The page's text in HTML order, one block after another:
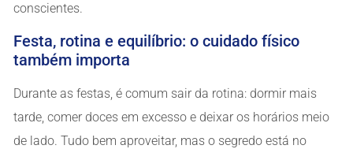
conscientes.
Festa, rotina e equilíbrio: o cuidado físico
também importa
Durante as festas, é comum sair da rotina: dormir mais
tarde, comer doces em excesso e deixar os horários meio
de lado. Tudo bem aproveitar, mas o segredo está no